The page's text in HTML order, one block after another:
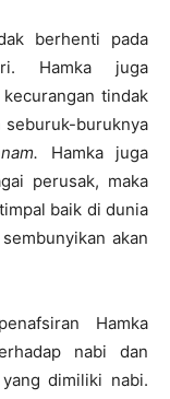
berhenti pada
Hamka juga
tindak
seburuk-buruknya
Hamka juga
perusak, maka
baik di dunia
akan
Hamka
nabi dan
dimiliki nabi.